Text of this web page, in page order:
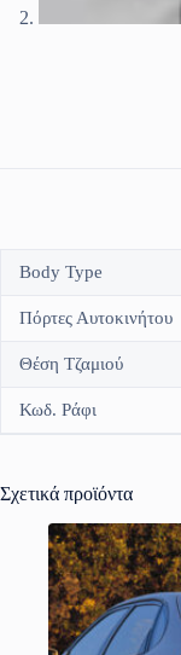
Body Type
Πόρτες Αυτοκινήτου
Θέση Τζαμιού
Κωδ. Ράφι
Σχετικά προϊόντα